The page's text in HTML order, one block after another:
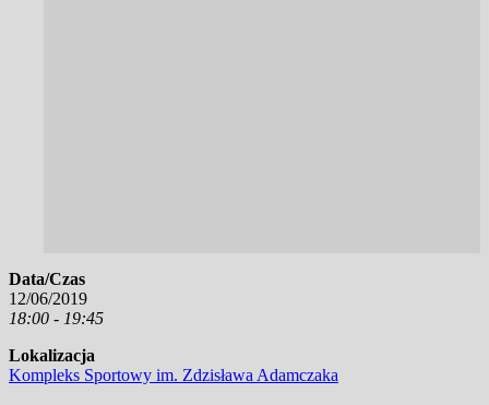
Data/Czas
12/06/2019
18:00 - 19:45
Lokalizacja
Kompleks Sportowy im. Zdzisława Adamczaka